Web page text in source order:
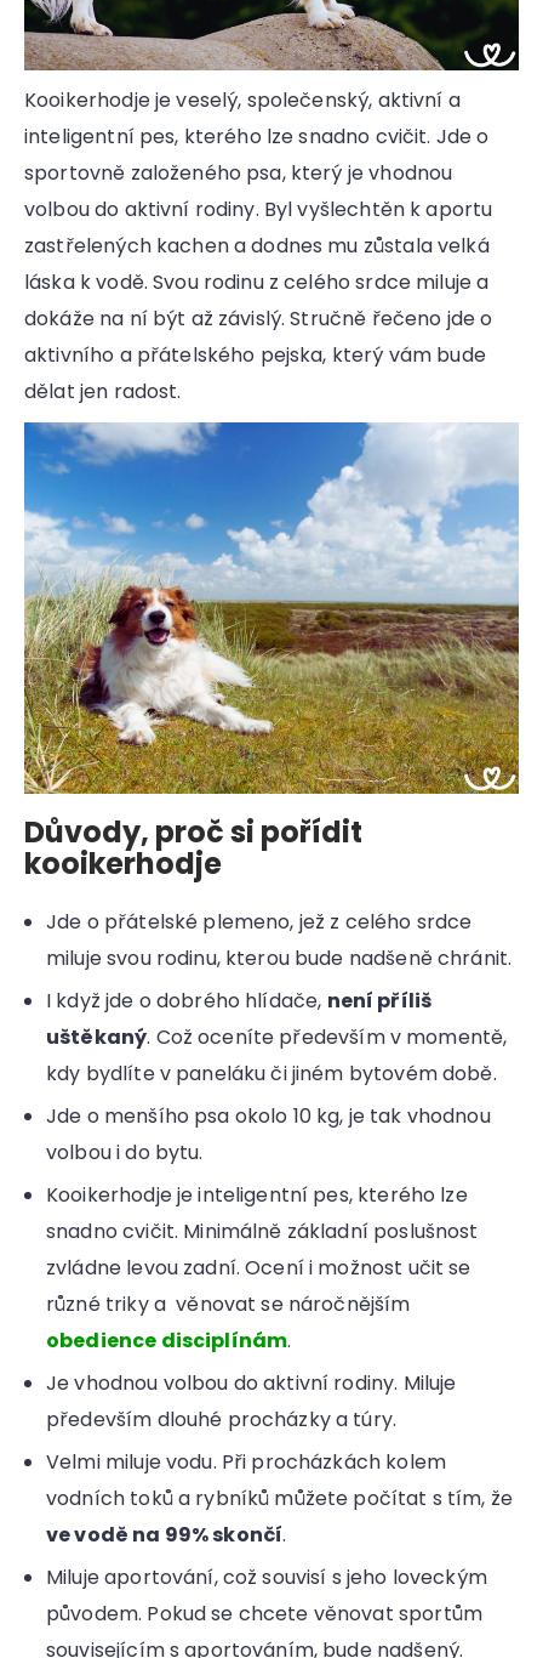
Kooikerhodje je veselý, společenský, aktivní a
inteligentní pes, kterého lze snadno cvičit. Jde o
sportovně založeného psa, který je vhodnou
volbou do aktivní rodiny. Byl vyšlechtěn k aportu
zastřelených kachen a dodnes mu zůstala velká
láska k vodě. Svou rodinu z celého srdce miluje a
dokáže na ní být až závislý. Stručně řečeno jde o
aktivního a přátelského pejska, který vám bude
dělat jen radost.
Důvody, proč si pořídit
kooikerhodje
Jde o přátelské plemeno, jež z celého srdce
miluje svou rodinu, kterou bude nadšeně chránit.
I když jde o dobrého hlídače, není příliš
uštěkaný. Což oceníte především v momentě,
kdy bydlíte v paneláku či jiném bytovém době.
Jde o menšího psa okolo 10 kg, je tak vhodnou
volbou i do bytu.
Kooikerhodje je inteligentní pes, kterého lze
snadno cvičit. Minimálně základní poslušnost
zvládne levou zadní. Ocení i možnost učit se
různé triky a věnovat se náročnějším
obedience disciplínám.
Je vhodnou volbou do aktivní rodiny. Miluje
především dlouhé procházky a túry.
Velmi miluje vodu. Při procházkách kolem
vodních toků a rybníků můžete počítat s tím, že
ve vodě na 99% skončí.
Miluje aportování, což souvisí s jeho loveckým
původem. Pokud se chcete věnovat sportům
souvisejícím s aportováním, bude nadšený.
HLEDAT
D
o
p
o
r
u
č
u
j
e
m
e